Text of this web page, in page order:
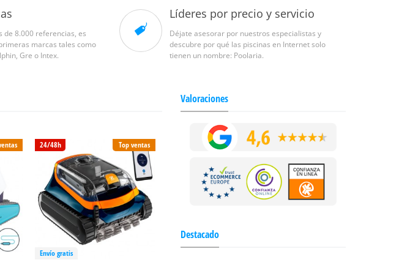
de 8.000 referencias, es
marcas tales como
Gre o Intex.
Líderes por precio y servicio
Déjate asesorar por nuestros especialistas y
descubre por qué las piscinas en Internet solo
tienen un nombre: Poolaria.
Top ventas
24/48h
Envío gratis
Valoraciones
Destacado